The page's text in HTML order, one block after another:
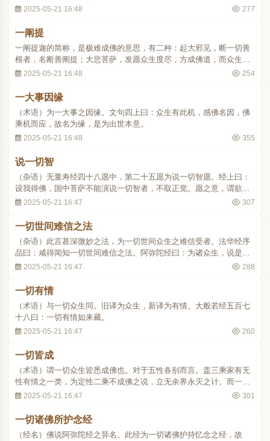
2025-05-21 16:48 277
一阐提
一阐提迦的简称，是极难成佛的意思，有二种：起大邪见，断一切善
根者，名断善阐提；大悲菩萨，发愿众生度尽，方成佛道，而众生至
多，故亦成佛无期者，名大悲阐提。
2025-05-21 16:48 254
一大事因缘
（术语）为一大事之因缘。文句四上曰：众生有此机，感佛名因，佛
乘机而应，故名为缘，是为出世本意。
2025-05-21 16:48 355
说一切智
（杂语）无量寿经四十八愿中，第二十五愿为说一切智愿。经上曰：
设我得佛，国中菩萨不能演说一切智者，不取正觉。愿之意，谓欲往
生我国土者，宜悉随顺佛智而演说一切智之妙境界也。
2025-05-21 16:47 307
一切世间难信之法
（杂语）此言甚深微妙之法，为一切世间众生之难信受者。法华经序
品曰：咸得闻知一切世间难信之法。阿弥陀经曰：为诸众生，说是一
切世间难信之法。
2025-05-21 16:47 288
一切有情
（术语）与一切众生同。旧译为众生，新译为有情。大般若经五百七
十八曰：一切有情如来藏。
2025-05-21 16:47 260
一切皆成
（术语）谓一切众生皆悉成佛也。对于五性各别而言。盖三乘家有无
性有情之一类，为定性二乘不成佛之说，立无余界永灭之计。而一乘
家则唱悉有佛性之义，明二乘开会之旨，为无余界回心之说。故谓一
萨，闻我所说法，乃至于一偈，皆成佛无疑。..
2025-05-21 16:47 301
一切诸佛所护念经
（经名）佛说阿弥陀经之异名。此经为一切诸佛护持忆念之经，故